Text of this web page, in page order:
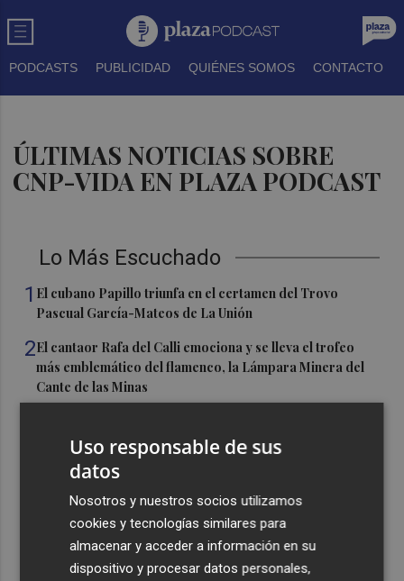
PODCASTS PUBLICIDAD QUIÉNES SOMOS CONTACTO
ÚLTIMAS NOTICIAS SOBRE
CNP-VIDA EN PLAZA PODCAST
Lo Más Escuchado
1 El cubano Papillo triunfa en el certamen del Trovo
Pascual García-Mateos de La Unión
2El cantaor Rafa del Calli emociona y se lleva el trofeo
más emblemático del flamenco, la Lámpara Minera del
Cante de las Minas
El Villarreal pone el broche de oro a la pretemporada
con una victoria contra el Galatasaray
Kiat Lim preside por primera vez un partido en Mestalla
Uso responsable de sus
datos
Nosotros y nuestros socios utilizamos
cookies y tecnologías similares para
almacenar y acceder a información en su
dispositivo y procesar datos personales,